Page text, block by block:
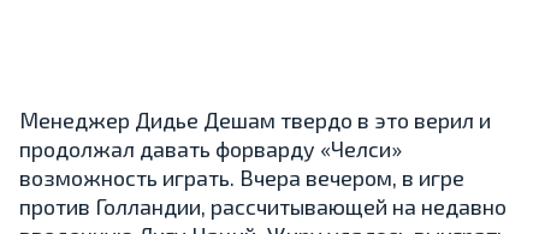
Менеджер Дидье Дешам твердо в это верил и
продолжал давать форварду «Челси»
возможность играть. Вчера вечером, в игре
против Голландии, рассчитывающей на недавно